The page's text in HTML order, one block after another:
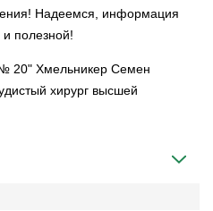
Надеемся, информация
и полезной!
20" Хмельникер Семен
хирург высшей